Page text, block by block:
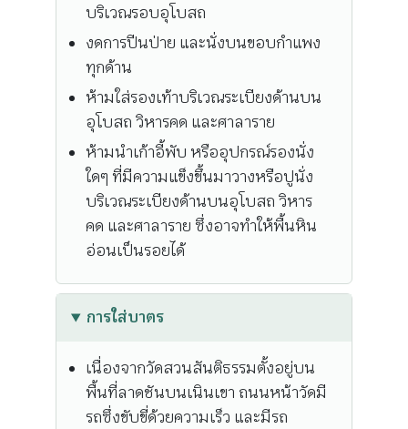
บริเวณรอบอุโบสถ
งดการปีนป่าย และนั่งบนขอบกำแพง
ทุกด้าน
ห้ามใส่รองเท้าบริเวณระเบียงด้านบน
อุโบสถ วิหารคด และศาลาราย
ห้ามนำเก้าอี้พับ หรืออุปกรณ์รองนั่ง
ใดๆ ที่มีความแข็งขึ้นมาวางหรือปูนั่ง
บริเวณระเบียงด้านบนอุโบสถ วิหาร
คด และศาลาราย ซึ่งอาจทำให้พื้นหิน
อ่อนเป็นรอยได้
การใส่บาตร
เนื่องจากวัดสวนสันติธรรมตั้งอยู่บน
พื้นที่ลาดชันบนเนินเขา ถนนหน้าวัดมี
รถซึ่งขับขี่ด้วยความเร็ว และมีรถ